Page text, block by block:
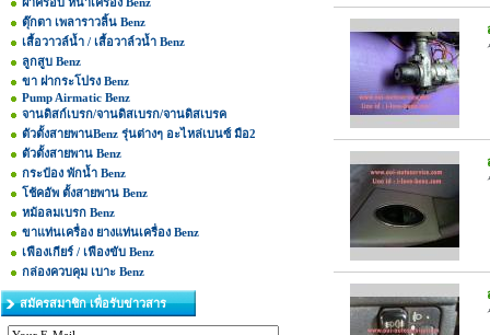
ตุ๊กตา เพลาราวลิ้น Benz
เสื้อวาวล์น้ำ / เสื้อวาล์วน้ำ Benz
ลูกสูบ Benz
ขา ฝากระโปรง Benz
Pump Airmatic Benz
จานดิสก์เบรก/จานดิสเบรก/จานดิสเบรค
ตัวตั้งสายพานBenz รุ่นต่างๆ อะไหล่เบนซ์ มือ2
ตัวตั้งสายพาน Benz
กระป๋อง พักน้ำ Benz
โช้คอัพ ตั้งสายพาน Benz
หม้อลมเบรก Benz
ขาแท่นเครื่อง ยางแท่นเครื่อง Benz
เฟืองเกียร์ / เฟืองขับ Benz
กล่องควบคุม เบาะ Benz
สมัครสมาชิก เพื่อรับข่าวสาร